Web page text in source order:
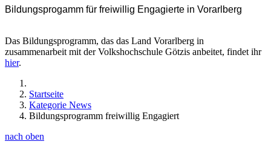
Bildungsprogamm für freiwillig Engagierte in Vorarlberg
Das Bildungsprogramm, das das Land Vorarlberg in
zusammenarbeit mit der Volkshochschule Götzis anbeitet, findet ihr
hier.
Startseite
Kategorie News
Bildungsprogramm freiwillig Engagiert
nach oben